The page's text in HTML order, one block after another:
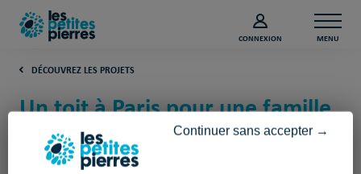
CONNEXION MENU
DÉCOUVREZ LES PROJETS
Un toit à Paris pour une famille
de réfugiés (Paris)
Solidarités Nouvelles pour le Logement
Continuer sans accepter →